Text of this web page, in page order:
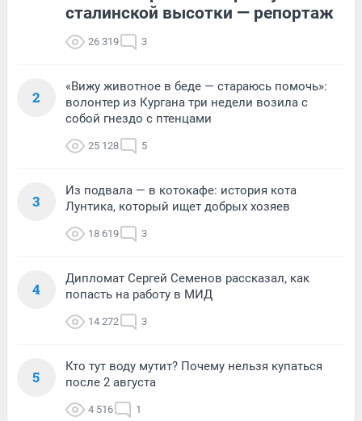
сталинской высотки — репортаж
26 319 3
2
«Вижу животное в беде — стараюсь помочь»:
волонтер из Кургана три недели возила с
собой гнездо с птенцами
25 128 5
3
Из подвала — в котокафе: история кота
Лунтика, который ищет добрых хозяев
18 619 3
4
Дипломат Сергей Семенов рассказал, как
попасть на работу в МИД
14 272 3
5
Кто тут воду мутит? Почему нельзя купаться
после 2 августа
4 516 1